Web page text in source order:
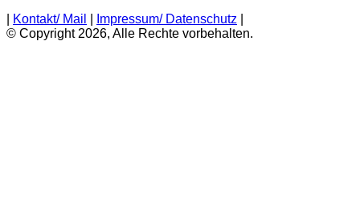
Kontakt/ Mail Impressum/ Datenschutz
© Copyright 2026, Alle Rechte vorbehalten.